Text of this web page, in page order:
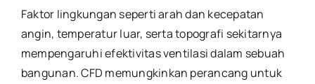
Faktor lingkungan seperti arah dan kecepatan
angin, temperatur luar, serta topografi sekitarnya
mempengaruhi efektivitas ventilasi dalam sebuah
bangunan. CFD memungkinkan perancang untuk